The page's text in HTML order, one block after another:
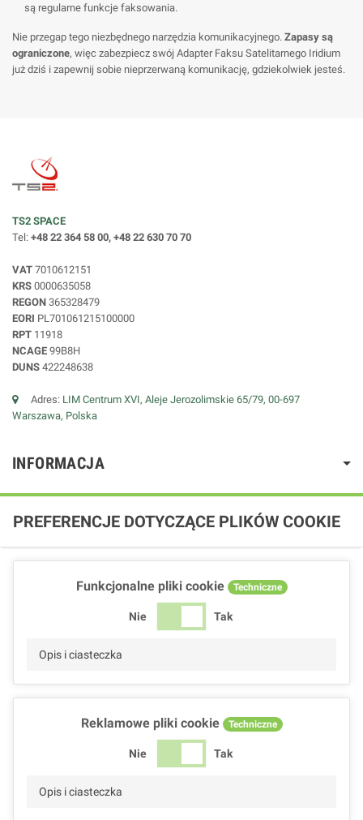
są regularne funkcje faksowania.
Nie przegap tego niezbędnego narzędzia komunikacyjnego. Zapasy są
ograniczone, więc zabezpiecz swój Adapter Faksu Satelitarnego Iridium
już dziś i zapewnij sobie nieprzerwaną komunikację, gdziekolwiek jesteś.
TS2 SPACE
Tel: +48 22 364 58 00, +48 22 630 70 70
VAT 7010612151
KRS 0000635058
REGON 365328479
EORI PL701061215100000
RPT 11918
NCAGE 99B8H
DUNS 422248638
Adres: LIM Centrum XVI, Aleje Jerozolimskie 65/79, 00-697
Warszawa, Polska
INFORMACJA
PREFERENCJE DOTYCZĄCE PLIKÓW COOKIE
Funkcjonalne pliki cookie Techniczne
Nie Tak
Opis i ciasteczka
Reklamowe pliki cookie Techniczne
Nie Tak
Opis i ciasteczka